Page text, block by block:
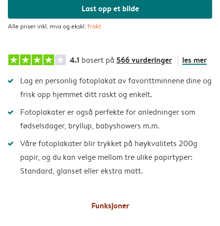
Last opp et bilde
Alle priser inkl. mva og ekskl.frakt
4.1 basert på 566 vurderinger les mer
Lag en personlig fotoplakat av favorittminnene dine og
frisk opp hjemmet ditt raskt og enkelt.
Fotoplakater er også perfekte for anledninger som
fødselsdager, bryllup, babyshowers m.m.
Våre fotoplakater blir trykket på høykvalitets 200g
papir, og du kan velge mellom tre ulike papirtyper:
Standard, glanset eller ekstra matt.
Funksjoner